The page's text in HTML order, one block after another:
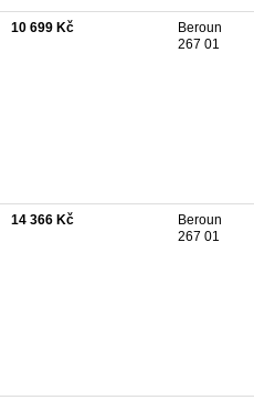
10 699 Kč
Beroun
267 01
14 366 Kč
Beroun
267 01